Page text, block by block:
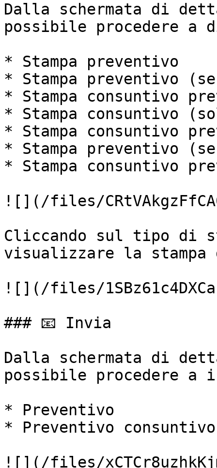
Dalla schermata di
possibile procedere
* Stampa preventivo
* Stampa preventivo
* Stampa consuntivo
* Stampa consuntivo
* Stampa consuntivo
* Stampa preventivo
* Stampa consuntivo
![](/files/
Cliccando sul tipo di
visualizzare la stampa
![](/files/
### 📧 Invia
Dalla schermata di
possibile procedere a
* Preventivo
* Preventivo consuntivo
![](/files/